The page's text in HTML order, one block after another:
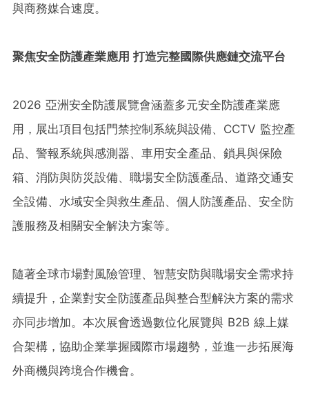
與商務媒合速度。
聚焦安全防護產業應用 打造完整國際供應鏈交流平台
2026 亞洲安全防護展覽會涵蓋多元安全防護產業應
用，展出項目包括門禁控制系統與設備、CCTV 監控產
品、警報系統與感測器、車用安全產品、鎖具與保險
箱、消防與防災設備、職場安全防護產品、道路交通安
全設備、水域安全與救生產品、個人防護產品、安全防
護服務及相關安全解決方案等。
隨著全球市場對風險管理、智慧安防與職場安全需求持
續提升，企業對安全防護產品與整合型解決方案的需求
亦同步增加。本次展會透過數位化展覽與 B2B 線上媒
合架構，協助企業掌握國際市場趨勢，並進一步拓展海
外商機與跨境合作機會。